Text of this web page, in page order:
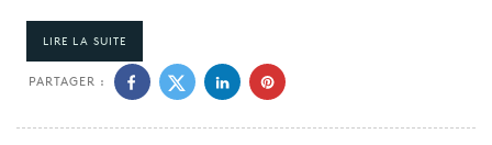
LIRE LA SUITE
PARTAGER :